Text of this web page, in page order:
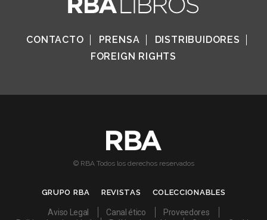
CONTACTO PRENSA
DISTRIBUIDORES
FOREIGN RIGHTS
© RBA Todos los derechos reservados
GRUPO RBA REVISTAS COLECCIONABLES
Aviso Legal Canal ético
Proveedores